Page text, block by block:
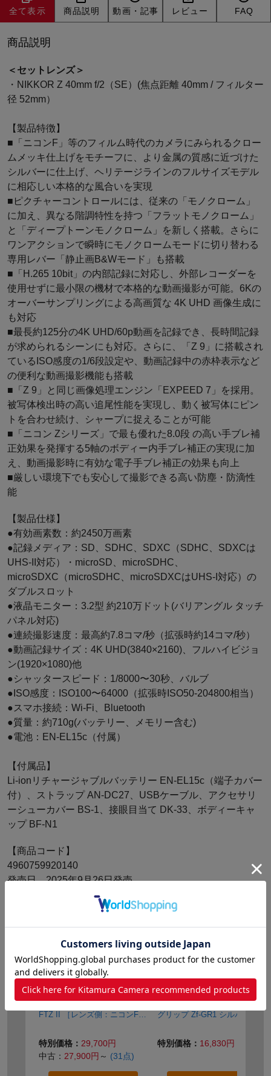
全て表示 商品説明 動画・記事 レビュー FAQ
商品説明
＜セットレンズ＞
・NIKKOR Z 40mm f/2（SE）(焦点距離 40mm / フィルター
径 52mm）
【製品特徴】
■「ニコンF」等のフィルム時代のカメラにみられるクロー
ムメッキ仕上げをモチーフに、より金属の質感に近づけた
シルバーに仕上げ、ヘリテージラインのフルサイズモデル
に相応しい本格的な風合いを実現
■ピクチャーコントロールには、従来の「モノクローム」
に加え、異なる階調特性を持つ「フラットモノクローム」
と「ディープトーンモノクローム」を新しく搭載。さらに
ワンアクションで瞬時にモノクロームモードに切り替わる
専用レバー「静止画B&Wモード」も搭載
■「H.265 10bit」の内部記録に対応し、外部レコーダーを
使用せずに最小限の機材で本格的な動画撮影が可能。6Kの
オーバーサンプリングによる高画質な 4K UHD 画像生成に
も対応
■最長約125分の4K UHD/60p動画を記録でき、長時間記録
が求められるシーンにも対応。さらに、「Z 9」に搭載され
ているISO感度の1/6段設定や、動画記録中の赤枠表示など
の便利な動画撮影機能も搭載
■「Z 9」と同じ画像処理エンジン「EXPEED 7」を採用。
被写体検出時の高い追尾性能を実現し、動く被写体にピン
トを合わせ続け、シャープに捉えることが可能
■「ニコン Zシリーズ」で最も優れた8.0段 の高い手ブレ補
正効果を発揮する5軸のボディー内手ブレ補正の実現に加
え、動画撮影時に有効な電子手ブレ補正の効果も向上
■厳しい環境下でも安心して撮影できる高い防塵・防滴性
能
【製品仕様】
●有効画素数：約2450万画素
●記録メディア：SD、SDHC、SDXC（SDHC、SDXCは
UHS-II対応）・microSD、microSDHC、
microSDXC（microSDHC、microSDXCはUHS-I対応）の
ダブルスロット
●液晶モニター：3.2型 約210万ドット(バリアングル タッチ
パネル対応)
●連続撮影速度：最高約7.8コマ/秒（拡張時約14コマ/秒）
●動画記録サイズ：4K UHD(3840×2160)、フルハイビジョ
ン(1920×1080)他
●シャッタースピード：1/8000〜30秒、バルブ
●ISO感度：ISO100〜64000（拡張時ISO50-204800相当）
●スマホ接続：Wi-Fi、Bluetooth
●質量：約710g(バッテリー、メモリー含む)
●電池：EN-EL15c（付属）
【付属品】
Li-ionリチャージャブルバッテリー EN-EL15c（端子カバー
付）、ストラップ AN-DC27、USBケーブル、アクセサリ
ーシューカバー BS-1、接眼目当て DK-33、ボディーキャ
ップ BF-N1
【商品コード】
4960759920140
発売日 2025年9月26日発売
ニコン マウントアダプター
FTZ II ［レンズ側：ニコンF
特別価格： 29,700円
中古： 27,900円 ～ (31点)
ニコン Zf用エクステンション
グリップ Zf-GR1 シルバー
特別価格： 16,830円